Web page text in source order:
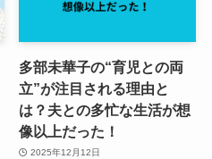
多部未華子の“育児との両
立”が注目される理由と
は？夫との多忙な生活が想
像以上だった！
2025年12月12日